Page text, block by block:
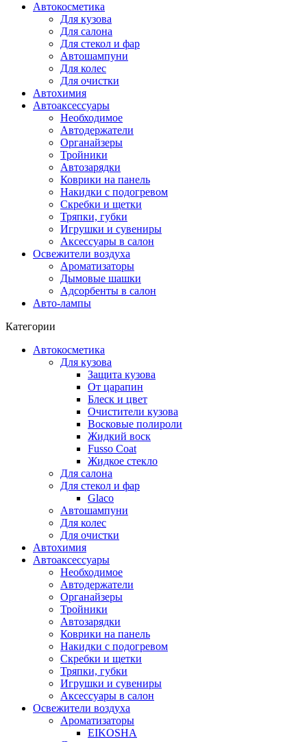
Автокосметика
Для кузова
Для салона
Для стекол и фар
Автошампуни
Для колес
Для очистки
Автохимия
Автоаксессуары
Необходимое
Автодержатели
Органайзеры
Тройники
Автозарядки
Коврики на панель
Накидки с подогревом
Скребки и щетки
Тряпки, губки
Игрушки и сувениры
Аксессуары в салон
Освежители воздуха
Ароматизаторы
Дымовые шашки
Адсорбенты в салон
Авто-лампы
Категории
Автокосметика
Для кузова
Защита кузова
От царапин
Блеск и цвет
Очистители кузова
Восковые полироли
Жидкий воск
Fusso Coat
Жидкое стекло
Для салона
Для стекол и фар
Glaco
Автошампуни
Для колес
Для очистки
Автохимия
Автоаксессуары
Необходимое
Автодержатели
Органайзеры
Тройники
Автозарядки
Коврики на панель
Накидки с подогревом
Скребки и щетки
Тряпки, губки
Игрушки и сувениры
Аксессуары в салон
Освежители воздуха
Ароматизаторы
EIKOSHA